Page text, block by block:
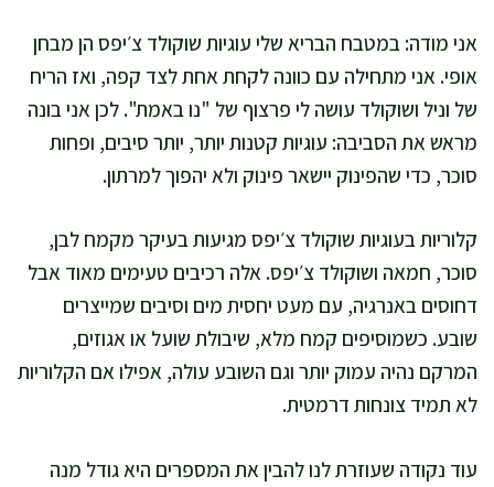
אני מודה: במטבח הבריא שלי עוגיות שוקולד צ׳יפס הן מבחן
אופי. אני מתחילה עם כוונה לקחת אחת לצד קפה, ואז הריח
של וניל ושוקולד עושה לי פרצוף של "נו באמת". לכן אני בונה
מראש את הסביבה: עוגיות קטנות יותר, יותר סיבים, ופחות
סוכר, כדי שהפינוק יישאר פינוק ולא יהפוך למרתון.
קלוריות בעוגיות שוקולד צ׳יפס מגיעות בעיקר מקמח לבן,
סוכר, חמאה ושוקולד צ׳יפס. אלה רכיבים טעימים מאוד אבל
דחוסים באנרגיה, עם מעט יחסית מים וסיבים שמייצרים
שובע. כשמוסיפים קמח מלא, שיבולת שועל או אגוזים,
המרקם נהיה עמוק יותר וגם השובע עולה, אפילו אם הקלוריות
לא תמיד צונחות דרמטית.
עוד נקודה שעוזרת לנו להבין את המספרים היא גודל מנה